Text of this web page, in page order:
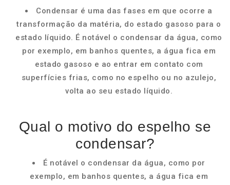
Condensar é uma das fases em que ocorre a
transformação da matéria, do estado gasoso para o
estado líquido. É notável o condensar da água, como
por exemplo, em banhos quentes, a água fica em
estado gasoso e ao entrar em contato com
superfícies frias, como no espelho ou no azulejo,
volta ao seu estado líquido.
Qual o motivo do espelho se
condensar?
É notável o condensar da água, como por
exemplo, em banhos quentes, a água fica em